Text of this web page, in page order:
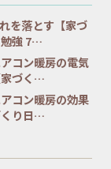
を落とす【家づ
強 7…
コン暖房の電気
づく…
コン暖房の効果
り日…